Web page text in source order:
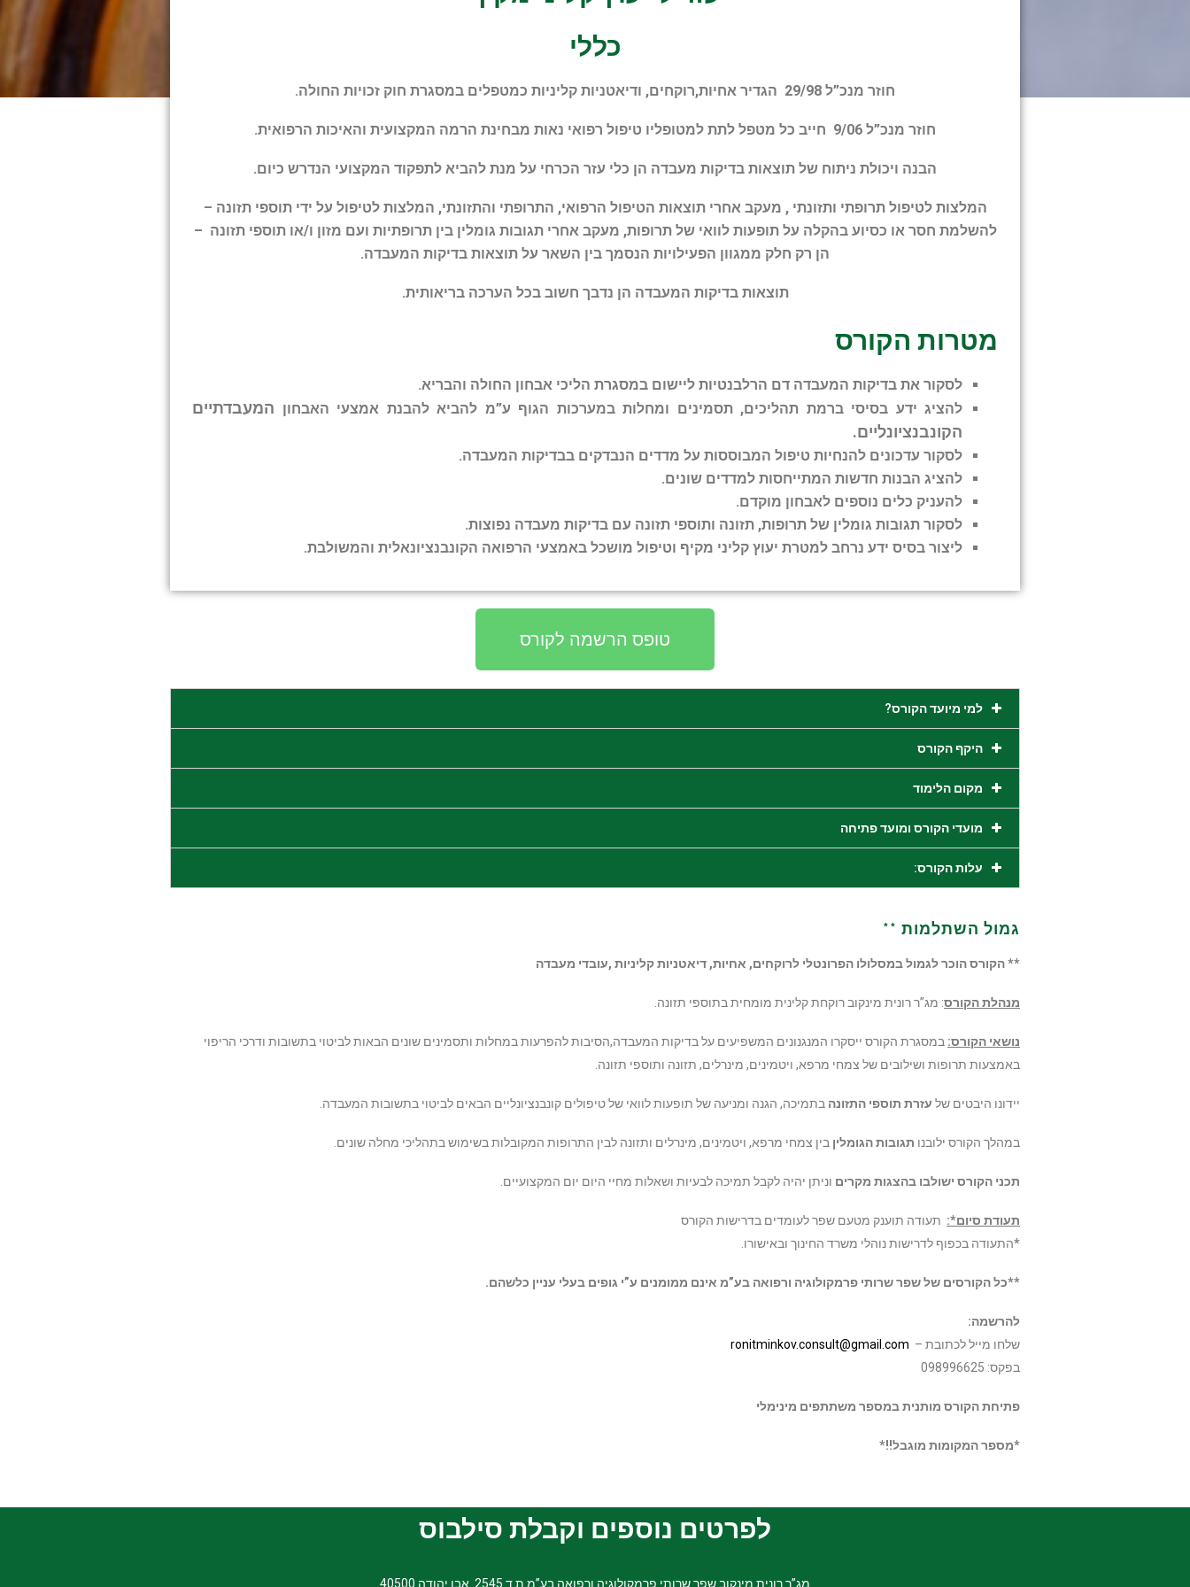
כללי
חוזר מנכ”ל 29/98 הגדיר אחיות,רוקחים, ודיאטניות קליניות כמטפלים במסגרת חוק זכויות החולה.
חוזר מנכ”ל 9/06 חייב כל מטפל לתת למטופליו טיפול רפואי נאות מבחינת הרמה המקצועית והאיכות הרפואית.
הבנה ויכולת ניתוח של תוצאות בדיקות מעבדה הן כלי עזר הכרחי על מנת להביא לתפקוד המקצועי הנדרש כיום.
המלצות לטיפול תרופתי ותזונתי , מעקב אחרי תוצאות הטיפול הרפואי, התרופתי והתזונתי, המלצות לטיפול על ידי תוספי תזונה –
להשלמת חסר או כסיוע בהקלה על תופעות לוואי של תרופות, מעקב אחרי תגובות גומלין בין תרופתיות ועם מזון ו/או תוספי תזונה –
הן רק חלק ממגוון הפעילויות הנסמך בין השאר על תוצאות בדיקות המעבדה.
תוצאות בדיקות המעבדה הן נדבך חשוב בכל הערכה בריאותית.
מטרות הקורס
לסקור את בדיקות המעבדה דם הרלבנטיות ליישום במסגרת הליכי אבחון החולה והבריא.
להציג ידע בסיסי ברמת תהליכים, תסמינים ומחלות במערכות הגוף ע”מ להביא להבנת אמצעי האבחון המעבדתיים
הקונבנציונליים.
לסקור עדכונים להנחיות טיפול המבוססות על מדדים הנבדקים בבדיקות המעבדה.
להציג הבנות חדשות המתייחסות למדדים שונים.
להעניק כלים נוספים לאבחון מוקדם.
לסקור תגובות גומלין של תרופות, תזונה ותוספי תזונה עם בדיקות מעבדה נפוצות.
ליצור בסיס ידע נרחב למטרת יעוץ קליני מקיף וטיפול מושכל באמצעי הרפואה הקונבנציונאלית והמשולבת.
טופס הרשמה לקורס
למי מיועד הקורס?
היקף הקורס
מקום הלימוד
מועדי הקורס ומועד פתיחה
עלות הקורס:
גמול השתלמות **
** הקורס הוכר לגמולבמסלולו הפרונטלי לרוקחים, אחיות, דיאטניות קליניות ,עובדי מעבדה
מנהלת הקורס: מג”ר רונית מינקוב רוקחת קלינית מומחית בתוספי תזונה.
נושאי הקורס: במסגרת הקורס ייסקרו המנגנונים המשפיעים על בדיקות המעבדה,הסיבות להפרעות במחלות ותסמינים שונים הבאות לביטוי בתשובות ודרכי הריפוי
באמצעות תרופות ושילובים של צמחי מרפא, ויטמינים, מינרלים, תזונה ותוספי תזונה.
יידונו היבטים של עזרת תוספי התזונה בתמיכה, הגנה ומניעה של תופעות לוואי של טיפולים קונבנציונליים הבאים לביטוי בתשובות המעבדה.
במהלך הקורס ילובנו תגובות הגומלין בין צמחי מרפא, ויטמינים, מינרלים ותזונה לבין התרופות המקובלות בשימוש בתהליכי מחלה שונים.
תכני הקורס ישולבו בהצגות מקרים וניתן יהיה לקבל תמיכה לבעיות ושאלות מחיי היום יום המקצועיים.
תעודת סיום*: תעודה תוענק מטעם שפר לעומדים בדרישות הקורס
*התעודה בכפוף לדרישות נוהלי משרד החינוך ובאישורו.
**כל הקורסים של שפר שרותי פרמקולוגיה ורפואה בע”מ אינם ממומנים ע”י גופים בעלי עניין כלשהם.
להרשמה:
שלחו מייל לכתובת – ronitminkov.consult@gmail.com
בפקס: 098996625
פתיחת הקורס מותנית במספר משתתפים מינימלי
*מספר המקומות מוגבל!!*
לפרטים נוספים וקבלת סילבוס
מג”ר רונית מינקוב שפר שרותי פרמקולוגיה ורפואה בע”מ ת.ד 2545 אבן יהודה 40500